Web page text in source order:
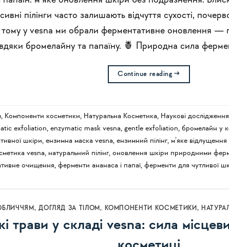
пілінги часто залишають відчуття сухості,
у vesna ми обрали ферментативне оновлення —
бромелайну та папаїну. 🍍 Природна сила
Continue reading→
, Компоненти косметики, Натуральна Косметика, Наукові дослідження
exfoliation, enzymatic mask vesna, gentle exfoliation, бромелайн у
шкіри, ензимна маска vesna, ензимний пілінг, м’яке
vesna, натуральний пілінг, оновлення шкіри природними
очищення, ферменти ананаса і папаї, ферменти для чутливої
,ДОГЛЯД ЗА ТІЛОМ, КОМПОНЕНТИ КОСМЕТИКИ ,
трави у складі vesna: сила